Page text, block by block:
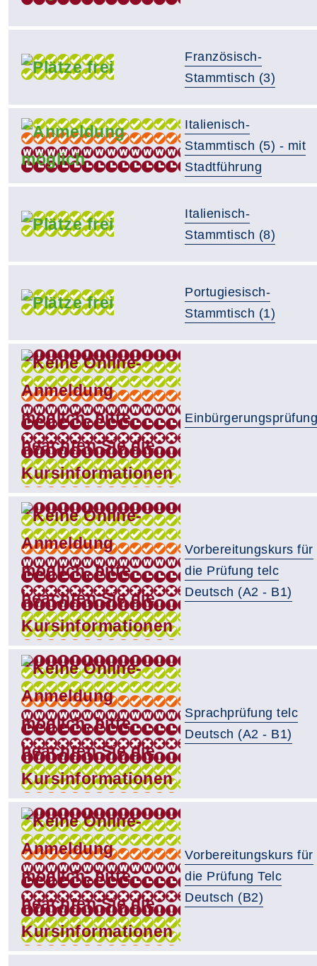
Französisch-
Stammtisch (3)
Italienisch-
Stammtisch (5) - mit
Stadtführung
Italienisch-
Stammtisch (8)
Portugiesisch-
Stammtisch (1)
Einbürgerungsprüfung
Vorbereitungskurs für
die Prüfung telc
Deutsch (A2 - B1)
Sprachprüfung telc
Deutsch (A2 - B1)
Vorbereitungskurs für
die Prüfung Telc
Deutsch (B2)